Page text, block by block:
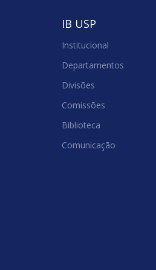
IB USP
Institucional
Departamentos
Divisões
Comissões
Biblioteca
Comunicação